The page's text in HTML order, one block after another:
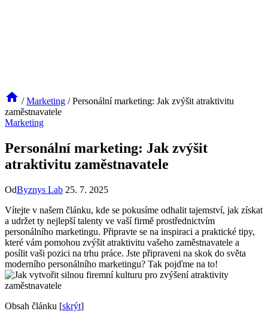
/ Marketing / Personální marketing: Jak zvýšit atraktivitu
zaměstnavatele
Marketing
Personální marketing: Jak zvýšit
atraktivitu zaměstnavatele
OdByznys Lab 25. 7. 2025
Vítejte v našem​ článku, kde se pokusíme odhalit tajemství, jak získat‍
a udržet ty nejlepší talenty ve vaší⁣ firmě⁢ prostřednictvím
personálního marketingu. Připravte se ⁣na inspiraci a praktické tipy,⁢
které ⁤vám ​pomohou zvýšit atraktivitu‍ vašeho ​zaměstnavatele a
posílit vaši ⁢pozici⁤ na trhu práce. Jste připraveni na skok do ⁣světa
moderního personálního marketingu?⁣ Tak pojďme na to!
Obsah článku [skrýt]